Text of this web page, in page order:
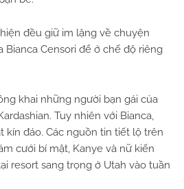
đều giữ im lặng về chuyện
Bianca Censori để ở chế độ riêng
khai những người bạn gái của
Tuy nhiên với Bianca,
kín đáo. Các nguồn tin tiết lộ trên
cưới bí mật, Kanye và nữ kiến
resort sang trọng ở Utah vào tuần